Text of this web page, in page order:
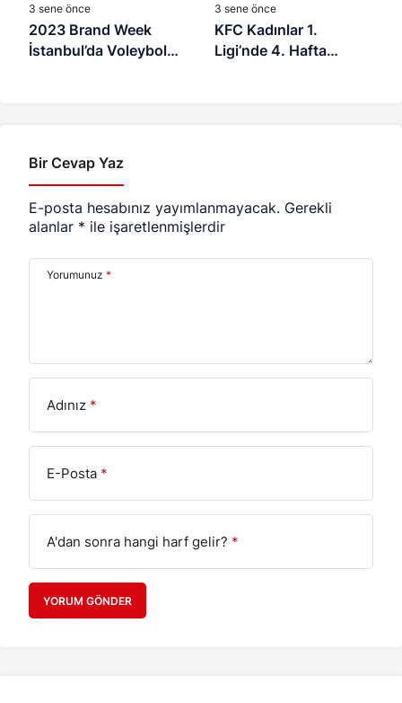
3 sene önce
2023 Brand Week
İstanbul’da Voleybol
3 sene önce
KFC Kadınlar 1.
Ligi’nde 4. Hafta
Bir Cevap Yaz
E-posta hesabınız yayımlanmayacak. Gerekli
alanlar * ile işaretlenmişlerdir
Yorumunuz *
Adınız *
E-Posta *
A'dan sonra hangi harf gelir? *
YORUM GÖNDER